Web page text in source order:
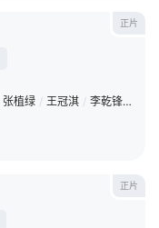
正片
张植绿 / 王冠淇 / 李乾锋 /
正片